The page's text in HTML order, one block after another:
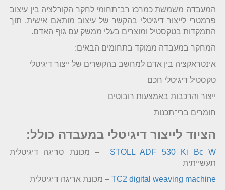
המעבדה משמשת כמרכז רב־תחומי לחקר הקורלציה בין עיצוב
פרמטרי לייצור דיגיטלי בהקשר של עיצוב מותאם אישית, תוך
התמקדות בטקסטיל ומוצרים בעלי ממשק עם גוף האדם.
המחקר במעבדה ממוקד בתחומים הבאים:
אינטראקציה בין אדם למחשב בהקשרים של ייצור דיגיטלי
טקסטיל דיגיטלי חכם
ייצור והרכבות באמצעות רובוטים
חומרים ברי־תכנות
הציוד לייצור דיגיטלי במעבדה כולל:
STOLL ADF 530 Ki Bc W – מכונת סריגה דיגיטלית
תעשייתית
TC2 digital weaving machine – מכונת אריגה דיגיטלית